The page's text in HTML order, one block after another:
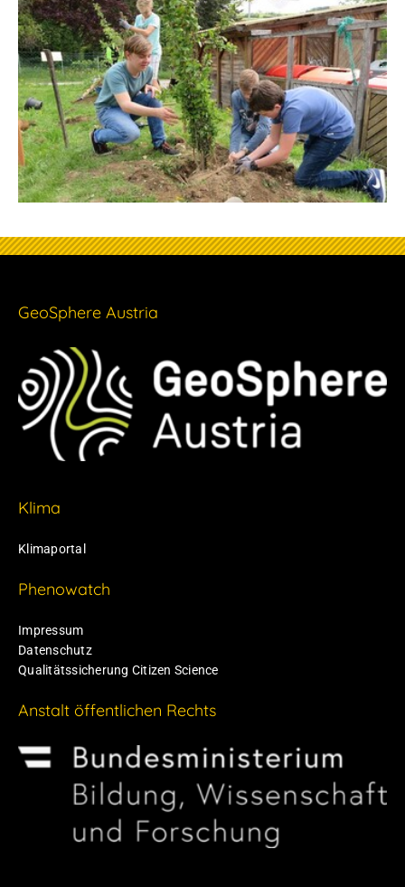
GeoSphere Austria
Klima
Klimaportal
Phenowatch
Impressum
Datenschutz
Qualitätssicherung Citizen Science
Anstalt öffentlichen Rechts